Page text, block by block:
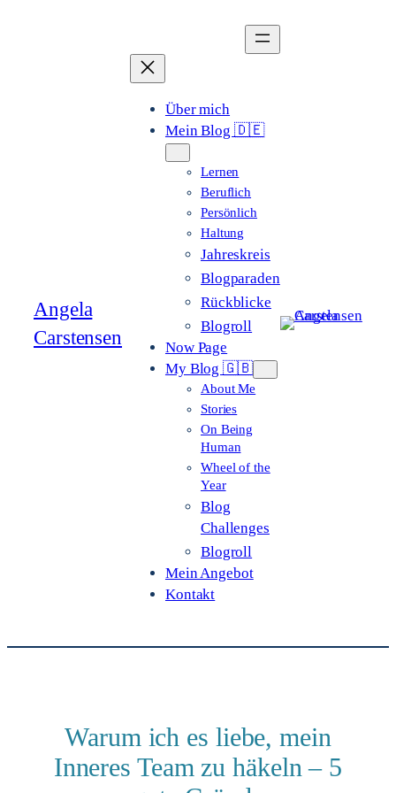
Angela
Carstensen
Über mich
Mein Blog 🇩🇪
Lernen
Beruflich
Persönlich
Haltung
Jahreskreis
Blogparaden
Rückblicke
Blogroll
Now Page
My Blog 🇬🇧
About Me
Stories
On Being
Human
Wheel of the
Year
Blog
Challenges
Blogroll
Mein Angebot
Kontakt
Warum ich es liebe, mein
Inneres Team zu häkeln – 5